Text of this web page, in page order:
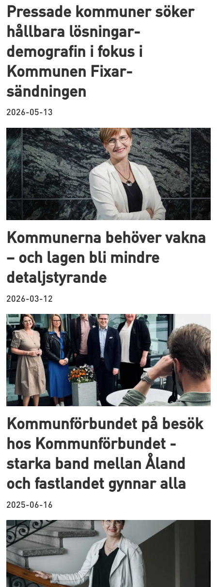
Pressade kommuner söker
hållbara lösningar-
demografin i fokus i
Kommunen Fixar-
sändningen
2026-05-13
Kommunerna behöver vakna
– och lagen bli mindre
detaljstyrande
2026-03-12
Kommunförbundet på besök
hos Kommunförbundet -
starka band mellan Åland
och fastlandet gynnar alla
2025-06-16